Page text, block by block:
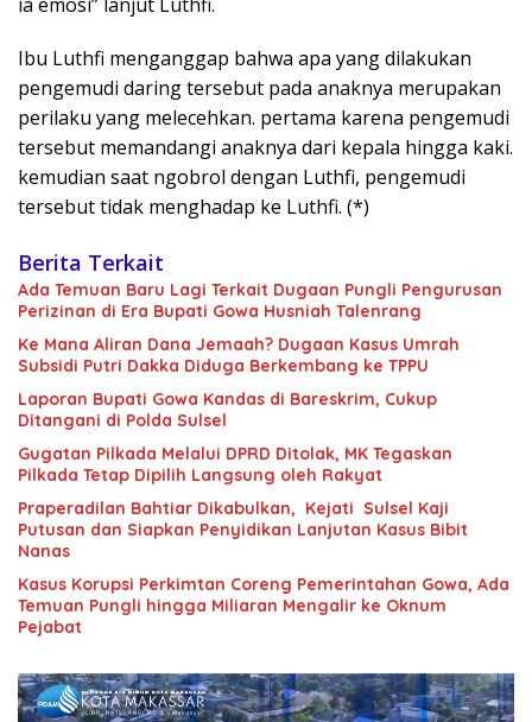
ia emosi” lanjut Luthfi.
Ibu Luthfi menganggap bahwa apa yang dilakukan
pengemudi daring tersebut pada anaknya merupakan
perilaku yang melecehkan. pertama karena pengemudi
tersebut memandangi anaknya dari kepala hingga kaki.
kemudian saat ngobrol dengan Luthfi, pengemudi
tersebut tidak menghadap ke Luthfi. (*)
Berita Terkait
Ada Temuan Baru Lagi Terkait Dugaan Pungli Pengurusan
Perizinan di Era Bupati Gowa Husniah Talenrang
Ke Mana Aliran Dana Jemaah? Dugaan Kasus Umrah
Subsidi Putri Dakka Diduga Berkembang ke TPPU
Laporan Bupati Gowa Kandas di Bareskrim, Cukup
Ditangani di Polda Sulsel
Gugatan Pilkada Melalui DPRD Ditolak, MK Tegaskan
Pilkada Tetap Dipilih Langsung oleh Rakyat
Praperadilan Bahtiar Dikabulkan, Kejati Sulsel Kaji
Putusan dan Siapkan Penyidikan Lanjutan Kasus Bibit
Nanas
Kasus Korupsi Perkimtan Coreng Pemerintahan Gowa, Ada
Temuan Pungli hingga Miliaran Mengalir ke Oknum
Pejabat